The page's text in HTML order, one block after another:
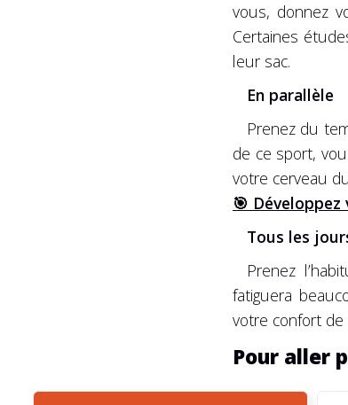
vous, donnez
Certaines
leur sac.
En parallèle
Prenez du
de ce sport,
votre cerveau
🎯
Tous les
Prenez
fatiguera
votre confort de
Pour aller